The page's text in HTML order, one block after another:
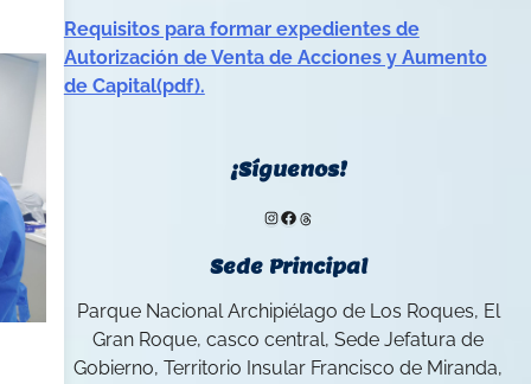
Requisitos para formar expedientes de
Autorización de Venta de Acciones y Aumento
de Capital(pdf).
¡Síguenos!
Instagram
Facebook
Threads
Sede Principal
Parque Nacional Archipiélago de Los Roques, El
Gran Roque, casco central, Sede Jefatura de
Gobierno, Territorio Insular Francisco de Miranda,